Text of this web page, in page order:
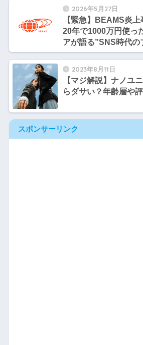
2026年5月27日
【緊急】BEAMS炎上
20年で1000万円使っ
アが語る”SNS時代の
穴”
2023年8月11日
【マジ解説】ナノユ
らダサい？年齢層や
スポンサーリンク